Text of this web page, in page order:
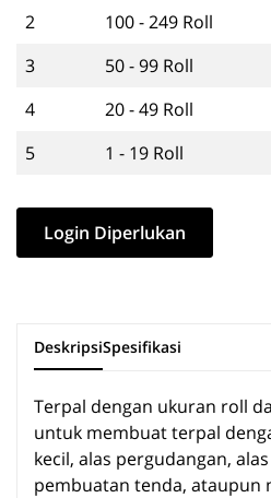
2
100 - 249 Roll
3
50 - 99 Roll
4
20 - 49 Roll
5
1 - 19 Roll
Login Diperlukan
DeskripsiSpesifikasi
Terpal dengan ukuran roll
untuk membuat terpal
kecil, alas pergudangan,
pembuatan tenda, ataupun